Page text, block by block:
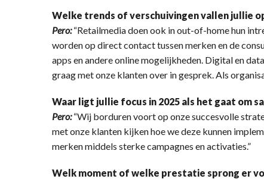
Welke trends of verschuivingen vallen jullie
Pero:“Retailmedia doen ook in out-of-home hun
worden op direct contact tussen merken en de
apps en andere online mogelijkheden. Digital en
graag met onze klanten over in gesprek. Als
Waar ligt jullie focus in 2025 als het gaat om
Pero:“Wij borduren voort op onze succesvolle
met onze klanten kijken hoe we deze kunnen
merken middels sterke campagnes en activaties.”
Welk moment of welke prestatie sprong er